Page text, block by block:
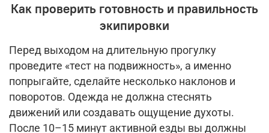
Как проверить готовность и правильность
экипировки
Перед выходом на длительную прогулку
проведите «тест на подвижность», а именно
попрыгайте, сделайте несколько наклонов и
поворотов. Одежда не должна стеснять
движений или создавать ощущение духоты.
После 10–15 минут активной езды вы должны